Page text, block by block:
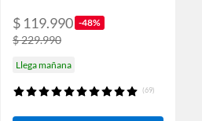
$ 119.990 -48%
$ 229.990
Llega mañana
(69)